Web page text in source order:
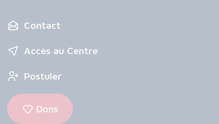
Contact
Accès au Centre
Postuler
Dons